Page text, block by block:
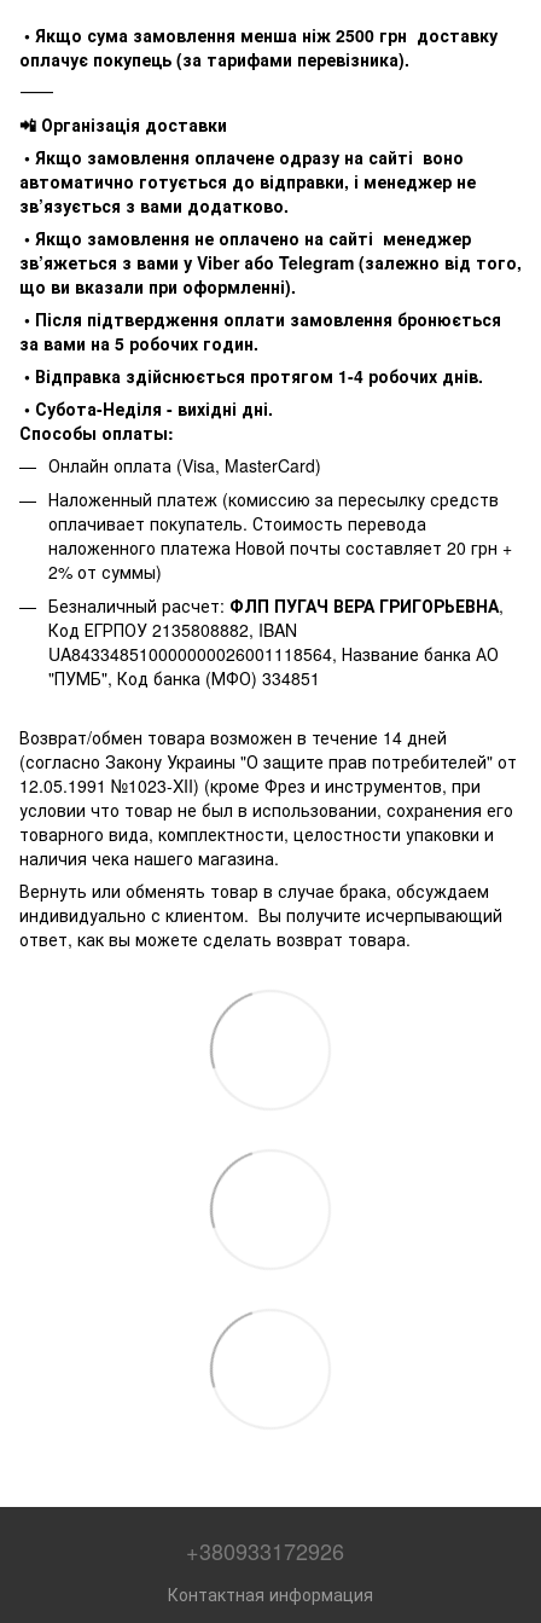
• Якщо сума замовлення менша ніж 2500 грн доставку
оплачує покупець (за тарифами перевізника).
⸻
📲 Організація доставки
• Якщо замовлення оплачене одразу на сайті воно
автоматично готується до відправки, і менеджер не
зв’язується з вами додатково.
• Якщо замовлення не оплачено на сайті менеджер
зв’яжеться з вами у Viber або Telegram (залежно від того,
що ви вказали при оформленні).
• Після підтвердження оплати замовлення бронюється
за вами на 5 робочих годин.
• Відправка здійснюється протягом 1-4 робочих днів.
• Субота-Неділя - вихідні дні.
Способы оплаты:
Онлайн оплата (Visa, MasterCard)
Наложенный платеж (комиссию за пересылку средств
оплачивает покупатель. Стоимость перевода
наложенного платежа Новой почты составляет 20 грн +
2% от суммы)
Безналичный расчет: ФЛП ПУГАЧ ВЕРА ГРИГОРЬЕВНА,
Код ЕГРПОУ 2135808882, IBAN
UA843348510000000026001118564, Название банка АО
"ПУМБ", Код банка (МФО) 334851
Возврат/обмен товара возможен в течение 14 дней
(согласно Закону Украины "О защите прав потребителей" от
12.05.1991 №1023-XII) (кроме Фрез и инструментов, при
условии что товар не был в использовании, сохранения его
товарного вида, комплектности, целостности упаковки и
наличия чека нашего магазина.
Вернуть или обменять товар в случае брака, обсуждаем
индивидуально с клиентом. Вы получите исчерпывающий
ответ, как вы можете сделать возврат товара.
+380933172926
Контактная информация